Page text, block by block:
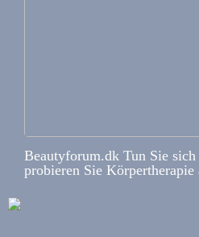
Beautyforum.dk Tun Sie sich
probieren Sie Körpertherapie